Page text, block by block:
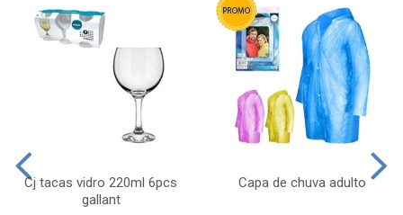
Cj tacas vidro 220ml 6pcs
gallant
Capa de chuva adulto